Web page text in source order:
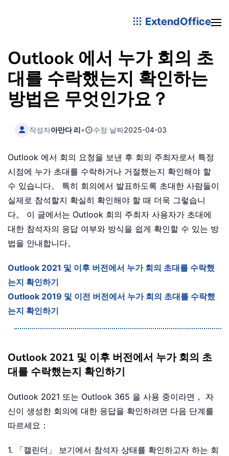
ExtendOffice
Outlook 에서 누가 회의 초
대를 수락했는지 확인하는
방법은 무엇인가요？
작성자아만다 리• 수정 날짜2025-04-03
Outlook 에서 회의 요청을 보낸 후 회의 주최자로서 특정
시점에 누가 초대를 수락하거나 거절했는지 확인해야 할
수 있습니다。 특히 회의에서 발표하도록 초대한 사람들이
실제로 참석할지 확실히 확인해야 할 때 더욱 그렇습니
다。 이 글에서는 Outlook 회의 주최자 사용자가 초대에
대한 참석자의 응답 여부와 방식을 쉽게 확인할 수 있는 방
법을 안내합니다。
Outlook 2021 및 이후 버전에서 누가 회의 초대를 수락했
는지 확인하기
Outlook 2019 및 이전 버전에서 누가 회의 초대를 수락했
는지 확인하기
Outlook 2021 및 이후 버전에서 누가 회의 초
대를 수락했는지 확인하기
Outlook 2021 또는 Outlook 365 을 사용 중이라면， 자
신이 생성한 회의에 대한 응답을 확인하려면 다음 단계를
따르세요：
1. 「캘린더」 보기에서 참석자 상태를 확인하고자 하는 회